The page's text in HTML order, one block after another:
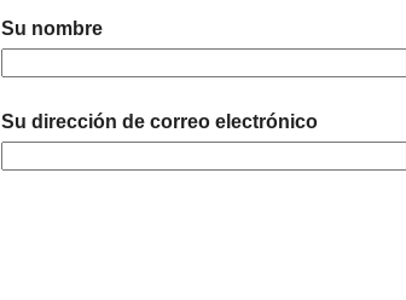
Su nombre
Su dirección de correo electrónico